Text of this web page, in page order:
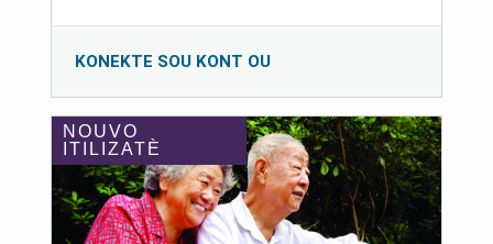
KONEKTE SOU KONT OU
NOUVO
ITILIZATÈ